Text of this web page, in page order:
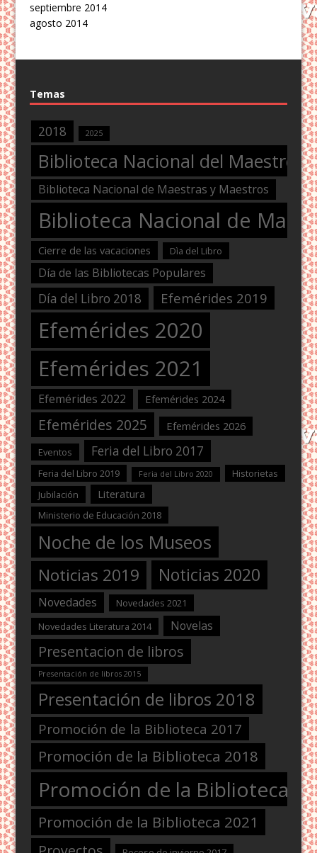
septiembre 2014
agosto 2014
Temas
2018 2025
Biblioteca Nacional del Maestro
Biblioteca Nacional de Maestras y Maestros
Biblioteca Nacional de
Cierre de las vacaciones Dìa del Libro
Día de las Bibliotecas Populares
Día del Libro 2018 Efemérides 2019
Efemérides 2020
Efemérides 2021
Efemérides 2022 Efemérides 2024
Efemérides 2025 Efemérides 2026
Eventos Feria del Libro 2017
Feria del Libro 2019 Feria del Libro 2020
Historietas
Jubilación
Literatura
Ministerio de Educación 2018
Noche de los Museos
Noticias 2019 Noticias 2020
Novedades
Novedades 2021
Novedades Literatura 2014
Novelas
Presentacion de libros
Presentación de libros 2015
Presentación de libros 2018
Promoción de la Biblioteca 2017
Promoción de la Biblioteca 2018
Promoción de la Biblioteca
Promoción de la Biblioteca 2021